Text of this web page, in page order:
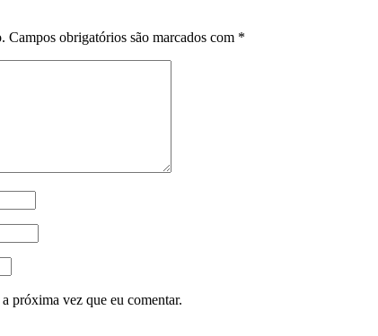
Campos obrigatórios são marcados com *
próxima vez que eu comentar.